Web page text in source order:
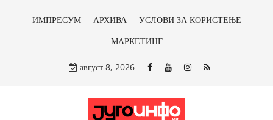
ИМПРЕСУМ АРХИВА
УСЛОВИ ЗА КОРИСТЕЊЕ
МАРКЕТИНГ
август 8, 2026